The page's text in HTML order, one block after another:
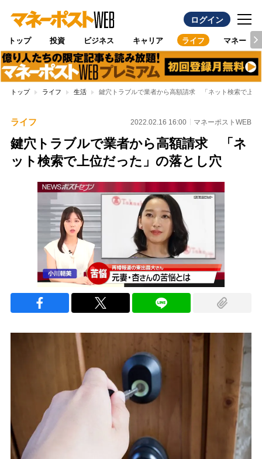
ログイン
トップ 投資 ビジネス キャリア ライフ マネー
トップ ライフ 生活 鍵穴トラブルで業者から高額請求 「ネット検索で上位
ライフ 2022.02.16 16:00 マネーポストWEB
鍵穴トラブルで業者から高額請求 「ネ
ット検索で上位だった」の落とし穴